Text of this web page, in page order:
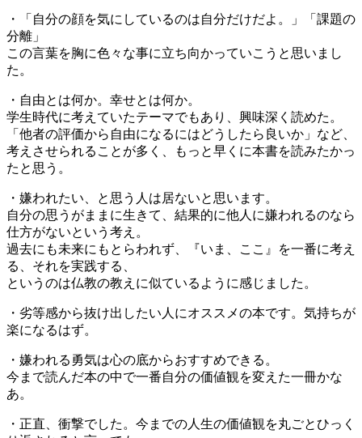
・「自分の顔を気にしているのは自分だけだよ。」「課題の
分離」
この言葉を胸に色々な事に立ち向かっていこうと思いまし
た。
・自由とは何か。幸せとは何か。
学生時代に考えていたテーマでもあり、興味深く読めた。
「他者の評価から自由になるにはどうしたら良いか」など、
考えさせられることが多く、もっと早くに本書を読みたかっ
たと思う。
・嫌われたい、と思う人は居ないと思います。
自分の思うがままに生きて、結果的に他人に嫌われるのなら
仕方がないという考え。
過去にも未来にもとらわれず、『いま、ここ』を一番に考え
る、それを実践する、
というのは仏教の教えに似ているように感じました。
・劣等感から抜け出したい人にオススメの本です。気持ちが
楽になるはず。
・嫌われる勇気は心の底からおすすめできる。
今まで読んだ本の中で一番自分の価値観を変えた一冊かな
あ。
・正直、衝撃でした。今までの人生の価値観を丸ごとひっく